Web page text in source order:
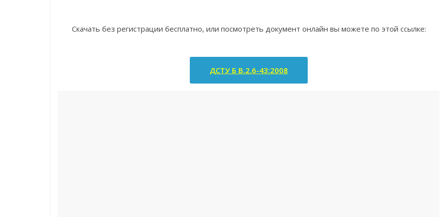
Скачать без регистрации бесплатно, или посмотреть документ онлайн вы можете по этой ссылке:
ДСТУ Б В.2.6-43:2008